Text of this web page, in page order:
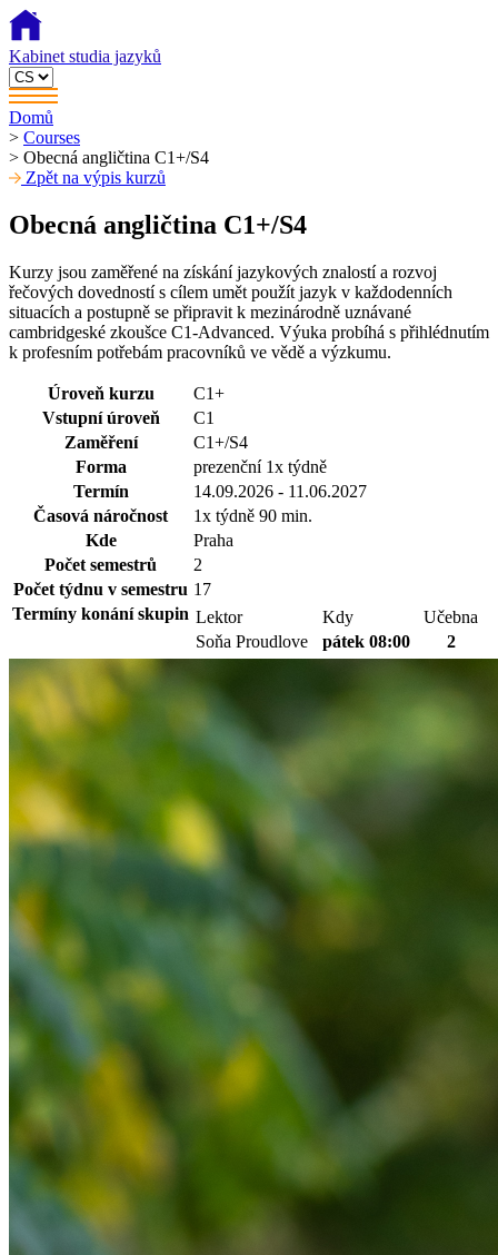
Kabinet studia jazyků
Domů
> Courses
> Obecná angličtina C1+/S4
Zpět na výpis kurzů
Obecná angličtina C1+/S4
Kurzy jsou zaměřené na získání jazykových znalostí a rozvoj
řečových dovedností s cílem umět použít jazyk v každodenních
situacích a postupně se připravit k mezinárodně uznávané
cambridgeské zkoušce C1-Advanced. Výuka probíhá s přihlédnutím
k profesním potřebám pracovníků ve vědě a výzkumu.
Úroveň kurzu
C1+
Vstupní úroveň
C1
Zaměření
C1+/S4
Forma
prezenční 1x týdně
Termín
14.09.2026 - 11.06.2027
Časová náročnost
1x týdně 90 min.
Kde
Praha
Počet semestrů
2
Počet týdnu v semestru 17
Termíny konání skupin Lektor Kdy
Učebna
Soňa Proudlove
pátek 08:00 2